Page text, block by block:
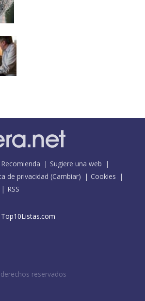
Recomienda
Sugiere una web
de privacidad (Cambiar)
Cookies
RSS
Top10Listas.com
reservados